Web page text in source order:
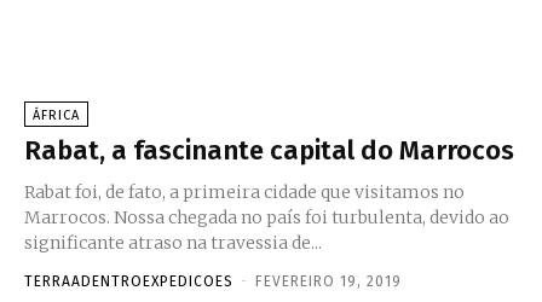
ÁFRICA
Rabat, a fascinante capital do Marrocos
Rabat foi, de fato, a primeira cidade que visitamos no
Marrocos. Nossa chegada no país foi turbulenta, devido ao
significante atraso na travessia de...
TERRAADENTROEXPEDICOES - FEVEREIRO 19, 2019